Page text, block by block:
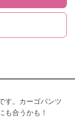
す。カーゴパンツ
も合うかも！